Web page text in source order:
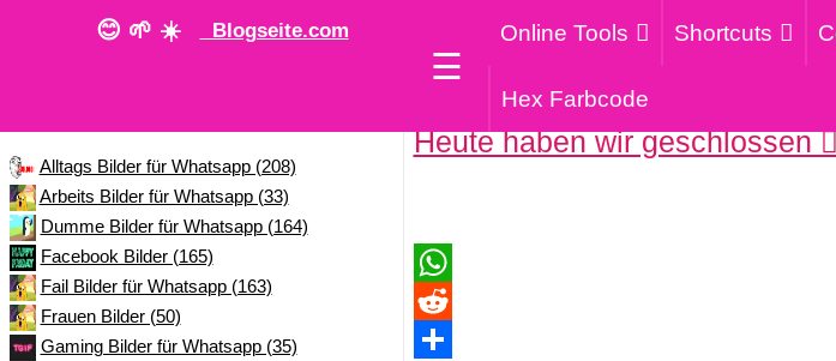
😊 🌱 ☀️ Blogseite.com
☰
Online Tools Shortcuts
Hex Farbcode
Alltags Bilder für Whatsapp (208)
Arbeits Bilder für Whatsapp (33)
Dumme Bilder für Whatsapp (164)
Facebook Bilder (165)
Fail Bilder für Whatsapp (163)
Frauen Bilder (50)
Gaming Bilder für Whatsapp (35)
Heute haben wir geschlossen
WhatsApp
Reddit